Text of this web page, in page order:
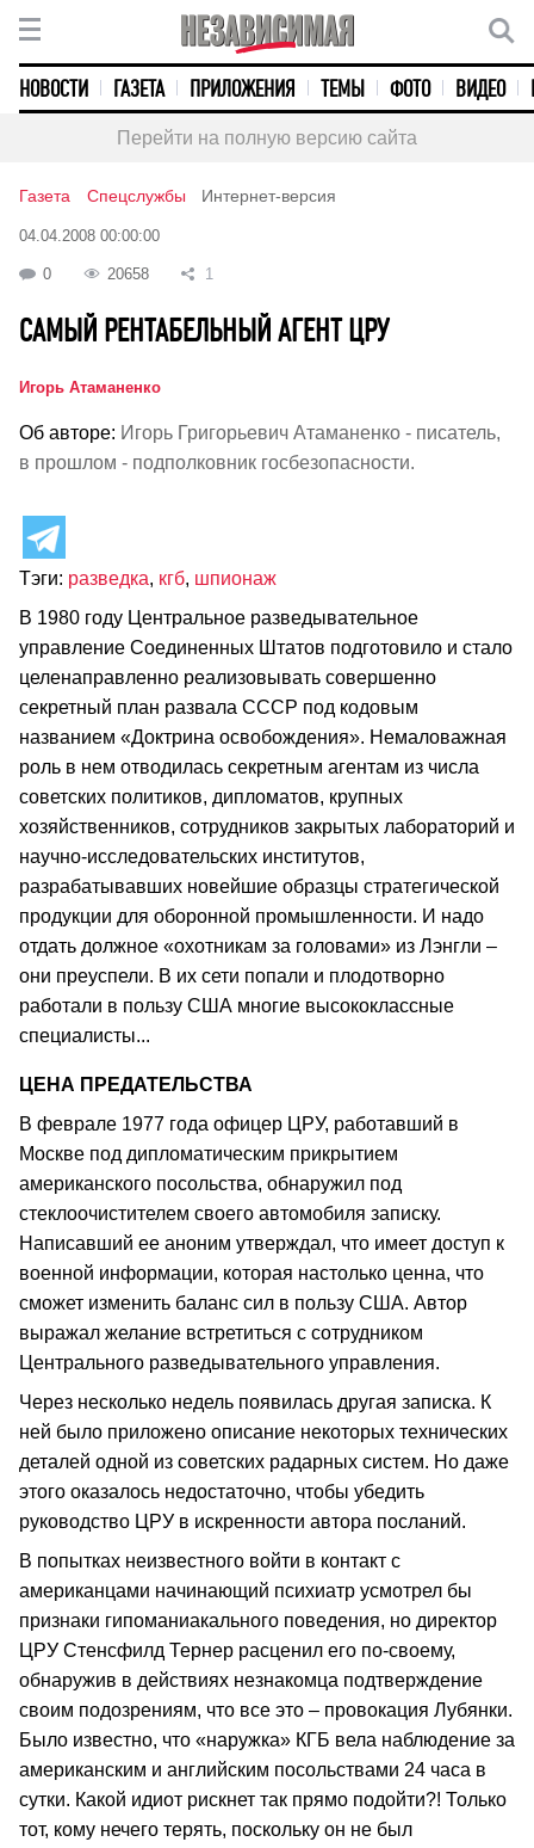
НОВОСТИ ГАЗЕТА ПРИЛОЖЕНИЯ ТЕМЫ ФОТО ВИДЕО
Перейти на полную версию сайта
Газета Спецслужбы Интернет-версия
04.04.2008 00:00:00
0 20658 1
САМЫЙ РЕНТАБЕЛЬНЫЙ АГЕНТ ЦРУ
Игорь Атаманенко
Об авторе: Игорь Григорьевич Атаманенко - писатель,
в прошлом - подполковник госбезопасности.
Тэги: разведка, кгб, шпионаж
В 1980 году Центральное разведывательное
управление Соединенных Штатов подготовило и стало
целенаправленно реализовывать совершенно
секретный план развала СССР под кодовым
названием «Доктрина освобождения». Немаловажная
роль в нем отводилась секретным агентам из числа
советских политиков, дипломатов, крупных
хозяйственников, сотрудников закрытых лабораторий и
научно-исследовательских институтов,
разрабатывавших новейшие образцы стратегической
продукции для оборонной промышленности. И надо
отдать должное «охотникам за головами» из Лэнгли –
они преуспели. В их сети попали и плодотворно
работали в пользу США многие высококлассные
специалисты...
ЦЕНА ПРЕДАТЕЛЬСТВА
В феврале 1977 года офицер ЦРУ, работавший в
Москве под дипломатическим прикрытием
американского посольства, обнаружил под
стеклоочистителем своего автомобиля записку.
Написавший ее аноним утверждал, что имеет доступ к
военной информации, которая настолько ценна, что
сможет изменить баланс сил в пользу США. Автор
выражал желание встретиться с сотрудником
Центрального разведывательного управления.
Через несколько недель появилась другая записка. К
ней было приложено описание некоторых технических
деталей одной из советских радарных систем. Но даже
этого оказалось недостаточно, чтобы убедить
руководство ЦРУ в искренности автора посланий.
В попытках неизвестного войти в контакт с
американцами начинающий психиатр усмотрел бы
признаки гипоманиакального поведения, но директор
ЦРУ Стенсфилд Тернер расценил его по-своему,
обнаружив в действиях незнакомца подтверждение
своим подозрениям, что все это – провокация Лубянки.
Было известно, что «наружка» КГБ вела наблюдение за
американским и английским посольствами 24 часа в
сутки. Какой идиот рискнет так прямо подойти?! Только
тот, кому нечего терять, поскольку он не был